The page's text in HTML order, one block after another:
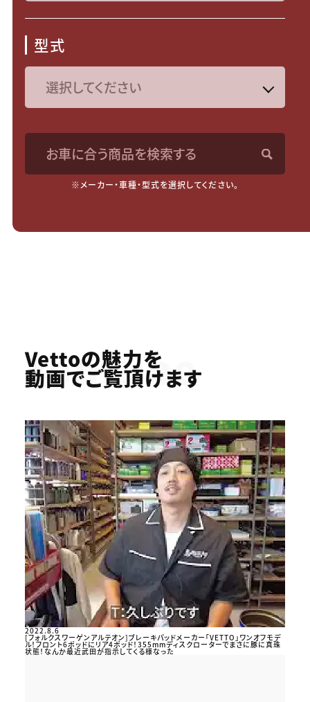
型式
お車に合う商品を検索する
※メーカー・車種・型式を選択してください。
Youtube
Vettoの魅力を
動画でご覧頂けます
2022.8.6
[フォルクスワーゲンアルテオン]ブレーキパッドメーカー「VETTO」ワンオフモデ
ル！フロント6ポッドにリア4ポッド！355mmディスクローターでまさに豚に真珠
状態！なんか最近武田が指示してくる様なった